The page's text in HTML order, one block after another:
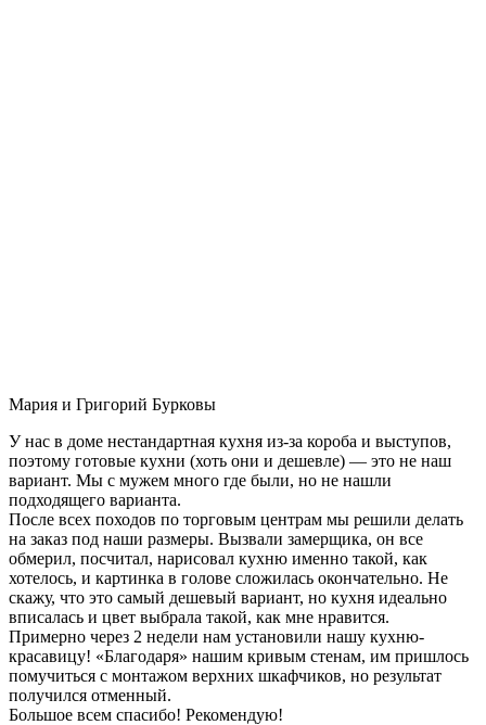
Мария и Григорий Бурковы
У нас в доме нестандартная кухня из-за короба и выступов,
поэтому готовые кухни (хоть они и дешевле) — это не наш
вариант. Мы с мужем много где были, но не нашли
подходящего варианта.
После всех походов по торговым центрам мы решили делать
на заказ под наши размеры. Вызвали замерщика, он все
обмерил, посчитал, нарисовал кухню именно такой, как
хотелось, и картинка в голове сложилась окончательно. Не
скажу, что это самый дешевый вариант, но кухня идеально
вписалась и цвет выбрала такой, как мне нравится.
Примерно через 2 недели нам установили нашу кухню-
красавицу! «Благодаря» нашим кривым стенам, им пришлось
помучиться с монтажом верхних шкафчиков, но результат
получился отменный.
Большое всем спасибо! Рекомендую!